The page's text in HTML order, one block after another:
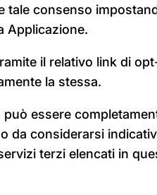
tale consenso
Applicazione.
il relativo link di
la stessa.
essere
da considerarsi
terzi elencati in